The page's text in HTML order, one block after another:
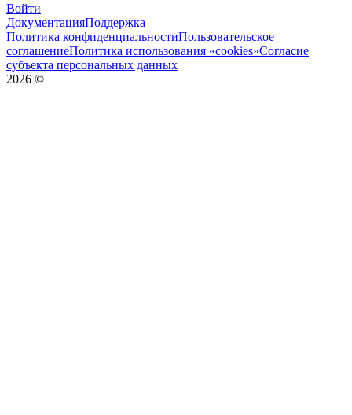
Войти
ДокументацияПоддержка
Политика конфиденциальностиПользовательское
соглашениеПолитика использования «cookies»Согласие
субъекта персональных данных
2026 ©